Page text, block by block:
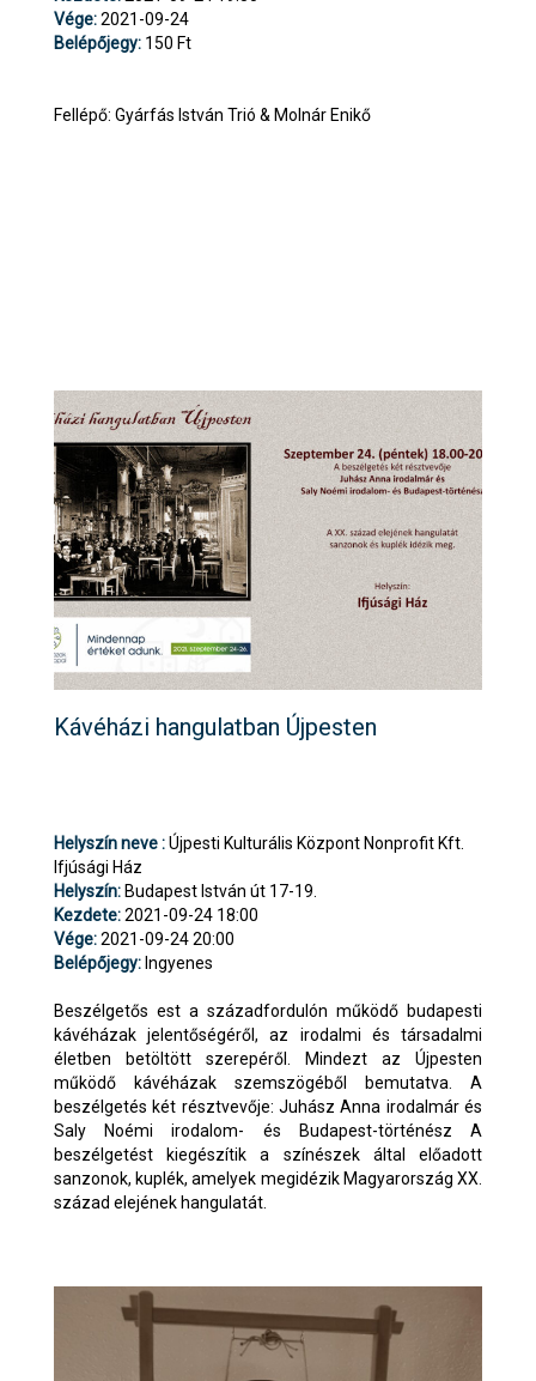
Vége:2021-09-24
Belépőjegy: 150 Ft
Fellépő: Gyárfás István Trió & Molnár Enikő
Kávéházi hangulatban Újpesten
Helyszín neve :Újpesti Kulturális Központ Nonprofit Kft.
Ifjúsági Ház
Helyszín: Budapest István út 17-19.
Kezdete:2021-09-24 18:00
Vége:2021-09-24 20:00
Belépőjegy: Ingyenes
Beszélgetős est a századfordulón működő budapesti
kávéházak jelentőségéről, az irodalmi és társadalmi
életben betöltött szerepéről. Mindezt az Újpesten
működő kávéházak szemszögéből bemutatva. A
beszélgetés két résztvevője: Juhász Anna irodalmár és
Saly Noémi irodalom- és Budapest-történész A
beszélgetést kiegészítik a színészek által előadott
sanzonok, kuplék, amelyek megidézik Magyarország XX.
század elejének hangulatát.